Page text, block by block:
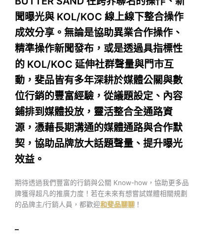
聞曝光與 KOL/KOC 線上線下整合操作
成效分享。無論是協助異業合作操作、
精準操作新聞發布，或是透過具指標性
的 KOL/KOC 延伸社群聲量與門市互
動，斐品皆有多年深耕於媒體公關與數
位行銷的豐富經驗，從議題設定、內容
鋪排到媒體投放，靈活整合全通路資
源，憑藉長期溝通的媒體通路與合作默
契，協助品牌放大話題聲量、提升曝光
效益。
期待透過我們豐富的行銷與公關 Know-how，協助更多品
牌獲得超凡的推廣力度！若在未來有想嘗試媒體相關規劃
的品牌主/行銷人員，都歡迎和斐品聊聊 ！
–